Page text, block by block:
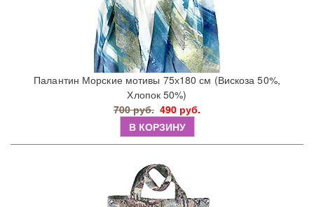
Палантин Морские мотивы 75х180 см (Вискоза 50%,
Хлопок 50%)
700 руб. 490 руб.
В КОРЗИНУ